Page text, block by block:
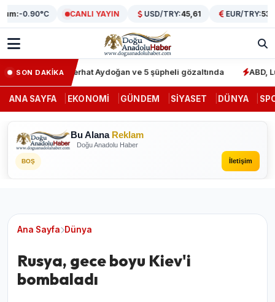
-0.90°C CANLI YAYIN USD/TRY:45,61 EUR/TRY:53,00
SON DAKİKA
darbe: Ferhat Aydoğan ve 5 şüpheli gözaltında ABD,
ANA SAYFA EKONOMI GÜNDEM SIYASET DÜNYA
Bu Alana Reklam
Doğu Anadolu Haber
BOŞ İletişim
Ana Sayfa Dünya
Rusya, gece boyu Kiev'i
bombaladı